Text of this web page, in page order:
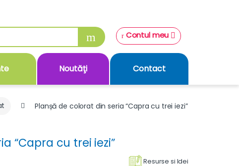
Contul meu
Noutăţi Contact
Planșă de colorat din seria “Capra cu trei iezi”
“Capra cu trei iezi”
Resurse si Idei